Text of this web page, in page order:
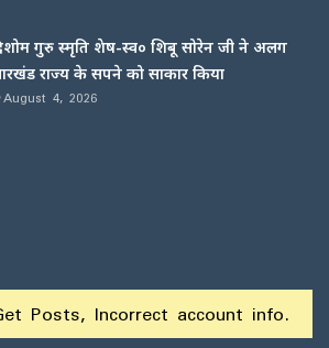
गुरु स्मृति शेष-स्व० शिबू सोरेन जी ने अलग
राज्य के सपने को साकार किया
August 4, 2026
Posts, Incorrect account info.